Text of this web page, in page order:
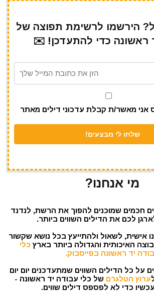
s
A
p
gr
a
m
e
הירשמו לרשימת תפוצה של
ראשונה כדי להתעדכן! ✉️
אני מאשר/ת קבלת עדכוני דילים מאתר
מי אנחנו?
חכמים שמוכנים להפוך את הרשת, לנדנד
לכם את הדילים השווים ביותר.
אישית, לשאול ולהתייעץ בכל נושא שקשור
האיכותית והגדולה ביותר בארץ כלי
יד ראשונה בפייסבוק.
על כל הדילים השווים שמתעדכנים יום יום
ערוץ הטלגרם של כלי עבודה יד ראשונה -
כדי לא לפספס דילים שווים.